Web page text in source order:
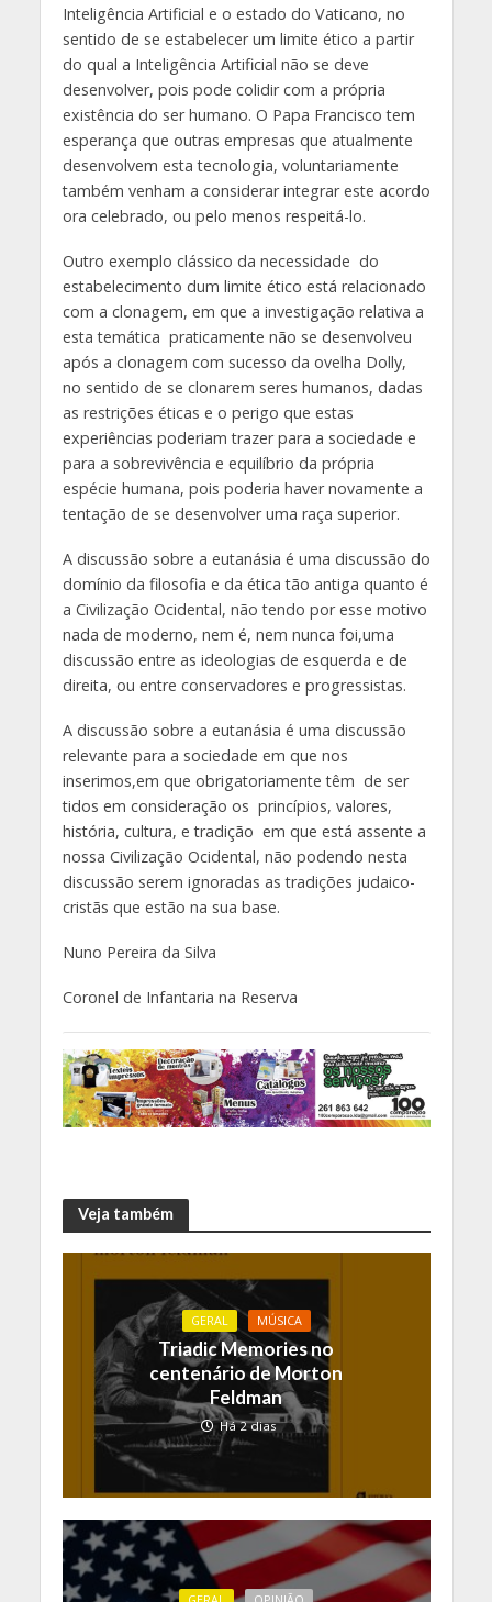
Inteligência Artificial e o estado do Vaticano, no
sentido de se estabelecer um limite ético a partir
do qual a Inteligência Artificial não se deve
desenvolver, pois pode colidir com a própria
existência do ser humano. O Papa Francisco tem
esperança que outras empresas que atualmente
desenvolvem esta tecnologia, voluntariamente
também venham a considerar integrar este acordo
ora celebrado, ou pelo menos respeitá-lo.
Outro exemplo clássico da necessidade do
estabelecimento dum limite ético está relacionado
com a clonagem, em que a investigação relativa a
esta temática praticamente não se desenvolveu
após a clonagem com sucesso da ovelha Dolly,
no sentido de se clonarem seres humanos, dadas
as restrições éticas e o perigo que estas
experiências poderiam trazer para a sociedade e
para a sobrevivência e equilíbrio da própria
espécie humana, pois poderia haver novamente a
tentação de se desenvolver uma raça superior.
A discussão sobre a eutanásia é uma discussão do
domínio da filosofia e da ética tão antiga quanto é
a Civilização Ocidental, não tendo por esse motivo
nada de moderno, nem é, nem nunca foi,uma
discussão entre as ideologias de esquerda e de
direita, ou entre conservadores e progressistas.
A discussão sobre a eutanásia é uma discussão
relevante para a sociedade em que nos
inserimos,em que obrigatoriamente têm de ser
tidos em consideração os princípios, valores,
história, cultura, e tradição em que está assente a
nossa Civilização Ocidental, não podendo nesta
discussão serem ignoradas as tradições judaico-
cristãs que estão na sua base.
Nuno Pereira da Silva
Coronel de Infantaria na Reserva
Veja também
GERAL MÚSICA
Triadic Memories no
centenário de Morton
Feldman
Há 2 dias